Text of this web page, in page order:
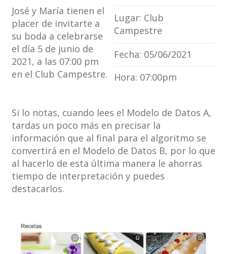
José y María tienen el
placer de invitarte a
su boda a celebrarse
el día 5 de junio de
2021, a las 07:00 pm
en el Club Campestre.
Lugar: Club
Campestre
Fecha: 05/06/2021
Hora: 07:00pm
Si lo notas, cuando lees el Modelo de Datos A,
tardas un poco más en precisar la
información que al final para el algoritmo se
convertirá en el Modelo de Datos B, por lo que
al hacerlo de esta última manera le ahorras
tiempo de interpretación y puedes
destacarlos.